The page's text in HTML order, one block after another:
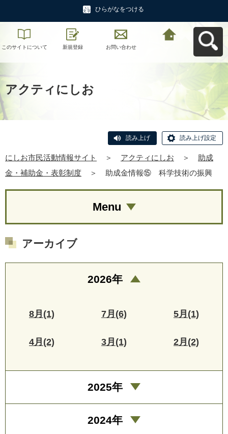
ひらがなをつける
このサイトについて 新規登録 お問い合わせ
アクティにしお
読み上げ 読み上げ設定
にしお市民活動情報サイト ＞ アクティにしお ＞
助成
金・補助金・表彰制度
＞ 助成金情報⑮ 科学技術の振興
Menu
アーカイブ
2026年
8月(1) 7月(6) 5月(1)
4月(2) 3月(1) 2月(2)
2025年
2024年